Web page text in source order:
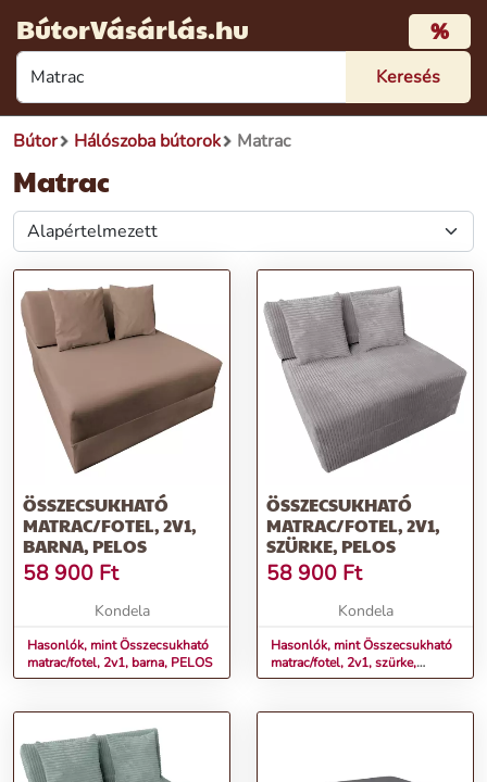
BútorVásárlás.hu %
Bútor Hálószoba bútorok Matrac
Matrac
ÖSSZECSUKHATÓ
MATRAC/FOTEL, 2V1,
BARNA, PELOS
58 900 Ft
Kondela
Hasonlók, mint Összecsukható
matrac/fotel, 2v1, barna, PELOS
ÖSSZECSUKHATÓ
MATRAC/FOTEL, 2V1,
SZÜRKE, PELOS
58 900 Ft
Kondela
Hasonlók, mint Összecsukható
matrac/fotel, 2v1, szürke,
PELOS